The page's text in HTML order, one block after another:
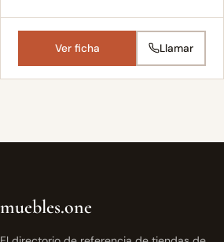
Ver ficha Llamar
muebles.one